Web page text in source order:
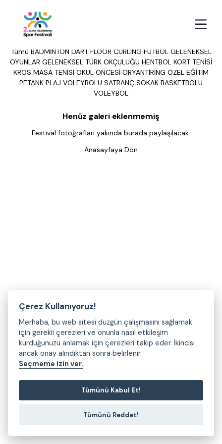
Galeriler - KORT TENİSİ
Tümü BADMİNTON DART FLOOR CURLING FUTBOL GELENEKSEL
OYUNLAR GELENEKSEL TÜRK OKÇULUĞU HENTBOL KORT TENİSİ
KROS MASA TENİSİ OKUL ÖNCESİ ORYANTİRİNG ÖZEL EĞİTİM
PETANK PLAJ VOLEYBOLU SATRANÇ SOKAK BASKETBOLU
VOLEYBOL
Henüz galeri eklenmemiş
Festival fotoğrafları yakında burada paylaşılacak.
Anasayfaya Dön
Çerez Kullanıyoruz!
Merhaba, bu web sitesi düzgün çalışmasını sağlamak
için gerekli çerezleri ve onunla nasıl etkileşim
kurduğunuzu anlamak için çerezleri takip eder. İkincisi
ancak onay alındıktan sonra belirlenir.
Seçmeme izin ver.
Tümünü Kabul Et!
Tümünü Reddet!